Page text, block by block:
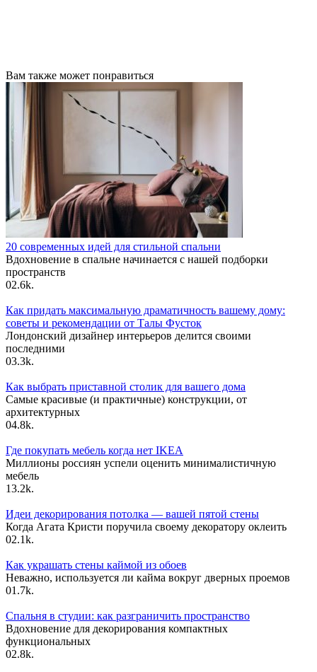
Вам также может понравиться
20 современных идей для стильной спальни
Вдохновение в спальне начинается с нашей подборки
пространств
02.6k.
Как придать максимальную драматичность вашему дому:
советы и рекомендации от Талы Фусток
Лондонский дизайнер интерьеров делится своими
последними
03.3k.
Как выбрать приставной столик для вашего дома
Самые красивые (и практичные) конструкции, от
архитектурных
04.8k.
Где покупать мебель когда нет IKEA
Миллионы россиян успели оценить минималистичную
мебель
13.2k.
Идеи декорирования потолка — вашей пятой стены
Когда Агата Кристи поручила своему декоратору оклеить
02.1k.
Как украшать стены каймой из обоев
Неважно, используется ли кайма вокруг дверных проемов
01.7k.
Спальня в студии: как разграничить пространство
Вдохновение для декорирования компактных
функциональных
02.8k.